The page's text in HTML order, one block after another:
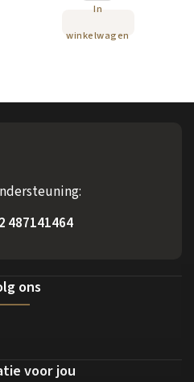
In
winkelwagen
487141464
ons
voor jou